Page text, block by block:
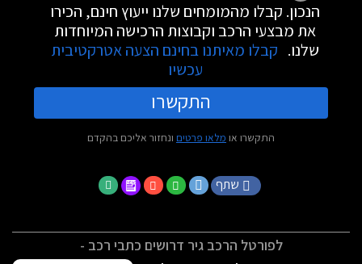
הנכון. קבלו מהמומחים שלנו ייעוץ חינם, הכירו
את מבצעי הרכב וקבוצות הרכישה המיוחדות
שלנו. קבלו מאיתנו בחינם הצעה אטרקטיבית
עכשיו
התקשרו
התקשרו או מלאו פרטים ונחזור אליכם בהקדם
שתף
לפורטל הרכב גיר דרושים כתבי רכב -